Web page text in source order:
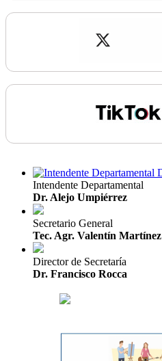
Intendente Departamental
Dr. Alejo Umpiérrez
Secretario General
Tec. Agr. Valentín Martínez
Director de Secretaría
Dr. Francisco Rocca